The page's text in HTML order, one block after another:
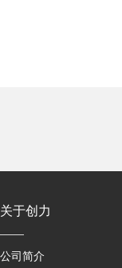
关于创力
公司简介